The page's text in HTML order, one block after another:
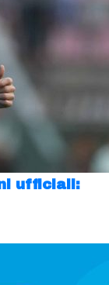
ufficiali: